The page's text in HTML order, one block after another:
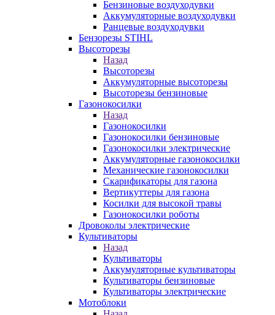
Бензиновые воздуходувки
Аккумуляторные воздуходувки
Ранцевые воздуходувки
Бензорезы STIHL
Высоторезы
Назад
Высоторезы
Аккумуляторные высоторезы
Высоторезы бензиновые
Газонокосилки
Назад
Газонокосилки
Газонокосилки бензиновые
Газонокосилки электрические
Аккумуляторные газонокосилки
Механические газонокосилки
Скарификаторы для газона
Вертикуттеры для газона
Косилки для высокой травы
Газонокосилки роботы
Дровоколы электрические
Культиваторы
Назад
Культиваторы
Аккумуляторные культиваторы
Культиваторы бензиновые
Культиваторы электрические
Мотоблоки